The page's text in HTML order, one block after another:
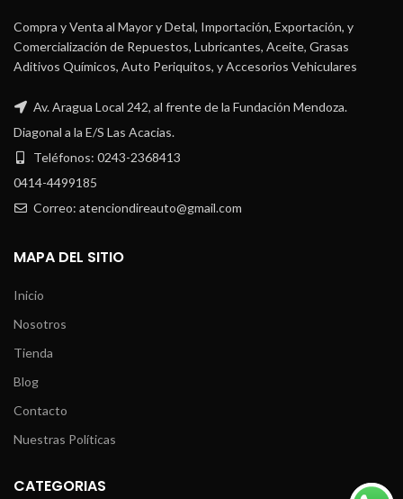
Compra y Venta al Mayor y Detal, Importación, Exportación, y
Comercialización de Repuestos, Lubricantes, Aceite, Grasas
Aditivos Químicos, Auto Periquitos, y Accesorios Vehiculares
Av. Aragua Local 242, al frente de la Fundación Mendoza.
Diagonal a la E/S Las Acacias.
Teléfonos: 0243-2368413
0414-4499185
Correo: atenciondireauto@gmail.com
MAPA DEL SITIO
Inicio
Nosotros
Tienda
Blog
Contacto
Nuestras Políticas
CATEGORIAS